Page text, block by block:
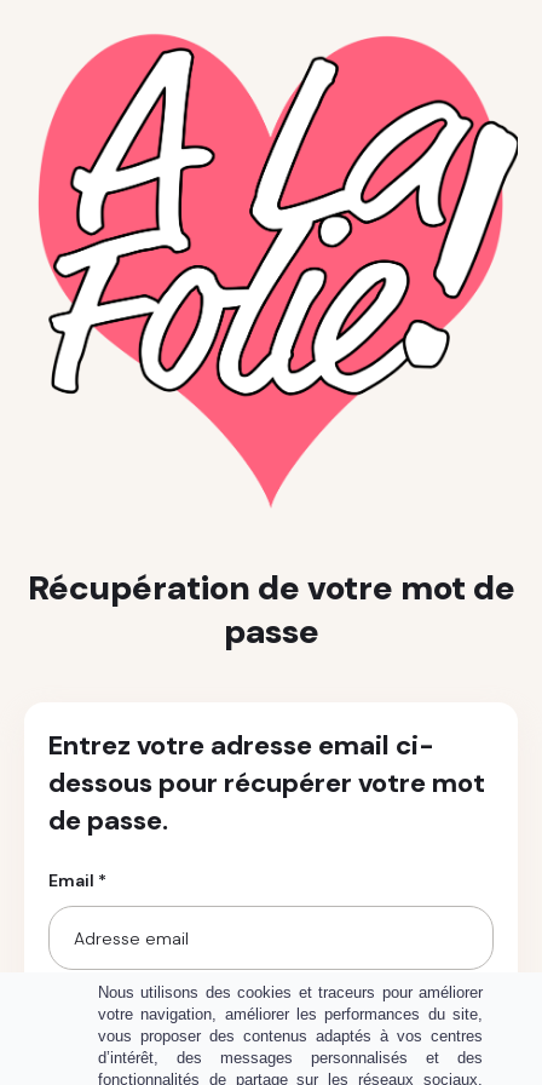
Récupération de votre mot de
passe
Entrez votre adresse email ci-
dessous pour récupérer votre mot
de passe.
Email *
Récupérer mon mot de passe
Nous utilisons des cookies et traceurs pour améliorer
votre navigation, améliorer les performances du site,
vous proposer des contenus adaptés à vos centres
d’intérêt, des messages personnalisés et des
fonctionnalités de partage sur les réseaux sociaux.